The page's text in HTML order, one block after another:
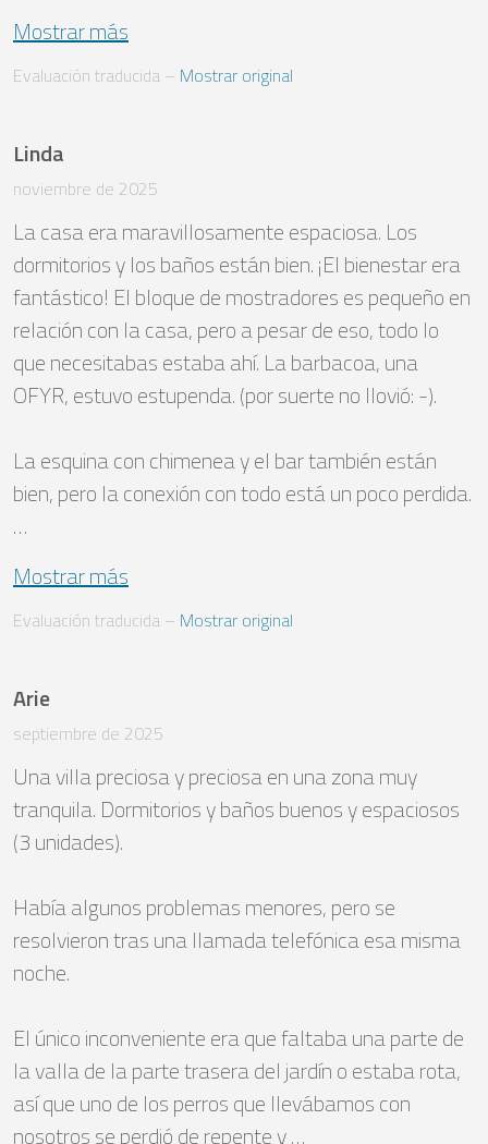
Mostrar más
Evaluación traducida – Mostrar original
Linda
noviembre de 2025
La casa era maravillosamente espaciosa. Los
dormitorios y los baños están bien. ¡El bienestar era
fantástico! El bloque de mostradores es pequeño en
relación con la casa, pero a pesar de eso, todo lo
que necesitabas estaba ahí. La barbacoa, una
OFYR, estuvo estupenda. (por suerte no llovió: -).
La esquina con chimenea y el bar también están
bien, pero la conexión con todo está un poco perdida.
…
Mostrar más
Evaluación traducida – Mostrar original
Arie
septiembre de 2025
Una villa preciosa y preciosa en una zona muy
tranquila. Dormitorios y baños buenos y espaciosos
(3 unidades).
Había algunos problemas menores, pero se
resolvieron tras una llamada telefónica esa misma
noche.
El único inconveniente era que faltaba una parte de
la valla de la parte trasera del jardín o estaba rota,
así que uno de los perros que llevábamos con
nosotros se perdió de repente y …